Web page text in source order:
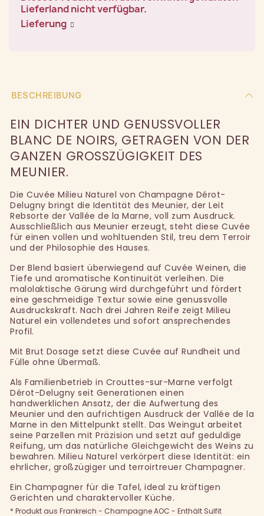
Lieferland nicht verfügbar.
Lieferung
BESCHREIBUNG
EIN DICHTER UND GENUSSVOLLER
BLANC DE NOIRS, GETRAGEN VON DER
GANZEN GROSSZÜGIGKEIT DES M
EUNIER.
Die Cuvée Milieu Naturel von Champagne Dérot-
Delugny bringt die Identität des Meunier, der Leit
Rebsorte der Vallée de la Marne, voll zum Ausdruck.
Ausschließlich aus Meunier erzeugt, steht diese Cuvée
für einen vollen und wohltuenden Stil, treu dem Terroir
und der Philosophie des Hauses.
Der Blend basiert überwiegend auf Cuvée Weinen, die
Tiefe und aromatische Kontinuität verleihen. Die
malolaktische Gärung wird durchgeführt und fördert
eine geschmeidige Textur sowie eine genussvolle
Ausdruckskraft. Nach drei Jahren Reife zeigt Milieu
Naturel ein vollendetes und sofort ansprechendes
Profil.
Mit Brut Dosage setzt diese Cuvée auf Rundheit und
Fülle ohne Übermaß.
Als Familienbetrieb in Crouttes-sur-Marne verfolgt
Dérot-Delugny seit Generationen einen
handwerklichen Ansatz, der die Aufwertung des
Meunier und den aufrichtigen Ausdruck der Vallée de la
Marne in den Mittelpunkt stellt. Das Weingut arbeitet
seine Parzellen mit Präzision und setzt auf geduldige
Reifung, um das natürliche Gleichgewicht des Weins zu
bewahren. Milieu Naturel verkörpert diese Identität: ein
ehrlicher, großzügiger und terroirtreuer Champagner.
Ein Champagner für die Tafel, ideal zu kräftigen
Gerichten und charaktervoller Küche.
* Produkt aus Frankreich - Champagne AOC - Enthält Sulfit